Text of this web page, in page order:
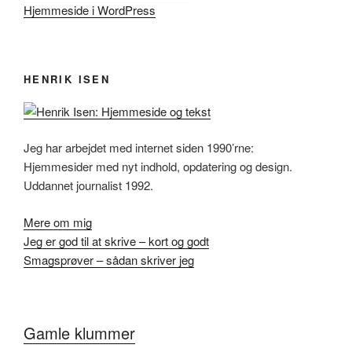
Hjemmeside i WordPress
HENRIK ISEN
Jeg har arbejdet med internet siden 1990’rne:
Hjemmesider med nyt indhold, opdatering og design.
Uddannet journalist 1992.
Mere om mig
Jeg er god til at skrive – kort og godt
Smagsprøver – sådan skriver jeg
Gamle klummer